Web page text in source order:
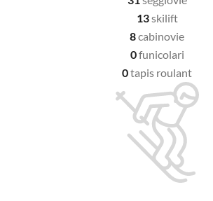
13skilift
8cabinovie
0funicolari
0tapis roulant